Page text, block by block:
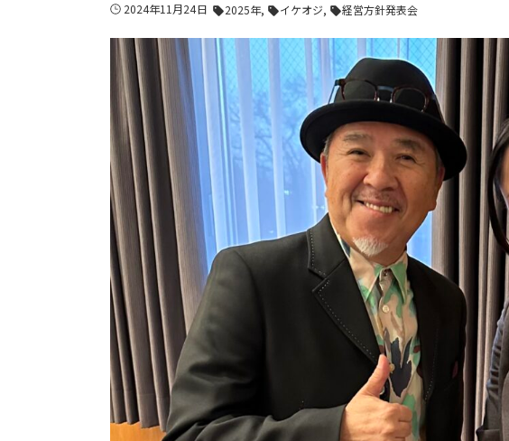
2024年11月24日 sell2025年 sellイケオジ sell経営方針発表会